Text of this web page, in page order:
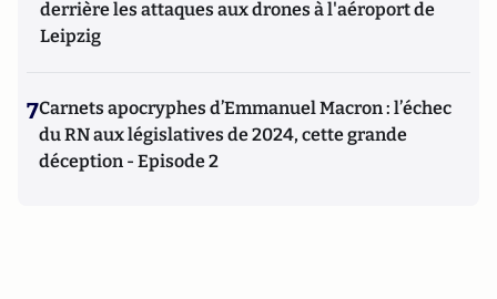
derrière les attaques aux drones à l'aéroport de
Leipzig
7Carnets apocryphes d’Emmanuel Macron : l’échec
du RN aux législatives de 2024, cette grande
déception - Episode 2